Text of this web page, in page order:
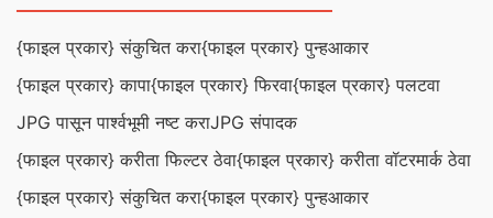
{फाइल प्रकार} संकुचित करा{फाइल प्रकार} पुन्हआकार
{फाइल प्रकार} कापा{फाइल प्रकार} फिरवा{फाइल प्रकार} पलटवा
JPG पासून पार्श्वभूमी नष्ट कराJPG संपादक
{फाइल प्रकार} करीता फिल्टर ठेवा{फाइल प्रकार} करीता वॉटरमार्क ठेवा
{फाइल प्रकार} संकुचित करा{फाइल प्रकार} पुन्हआकार